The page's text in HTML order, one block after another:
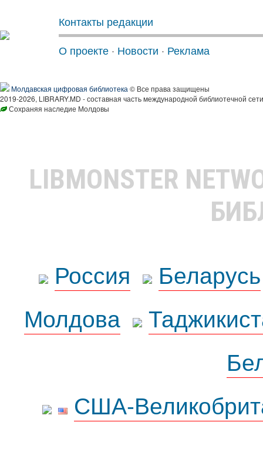
Контакты редакции
О проекте · Новости · Реклама
Молдавская цифровая библиотека © Все права защищены
2019-2026, LIBRARY.MD - составная часть международной библиотечной
Сохраняя наследие Молдовы
LIBMONSTER
Россия
Беларусь
Молдова
США-